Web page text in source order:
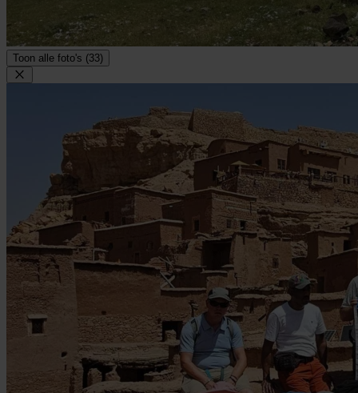
Toon alle foto's (33)